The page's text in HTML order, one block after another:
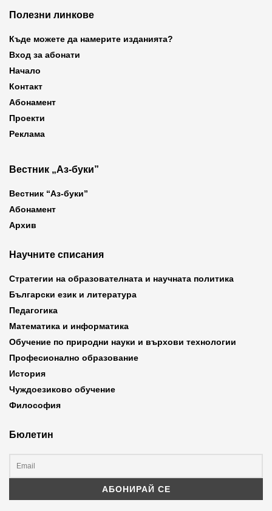
Полезни линкове
Къде можете да намерите изданията?
Вход за абонати
Начало
Контакт
Абонамент
Проекти
Реклама
Вестник „Аз-буки”
Вестник “Аз-буки”
Абонамент
Архив
Научните списания
Стратегии на образователната и научната политика
Български език и литература
Педагогика
Математика и информатика
Обучение по природни науки и върхови технологии
Професионално образование
История
Чуждоезиково обучение
Философия
Бюлетин